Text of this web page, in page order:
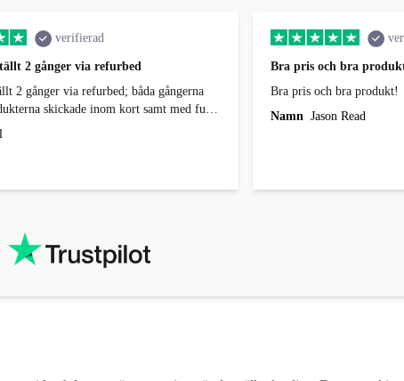
verifierad
2 gånger via refurbed
2 gånger via refurbed; båda gångerna
skickade inom kort samt med full
Bra pris och bra
Bra pris och bra produkt!
Namn Jason Read